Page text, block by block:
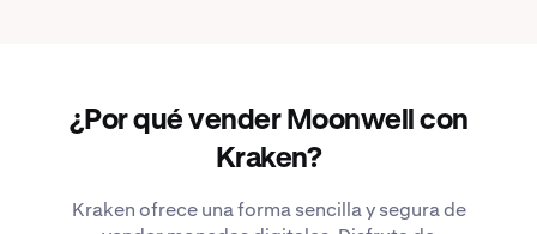
¿Por qué vender Moonwell con
Kraken?
Kraken ofrece una forma sencilla y segura de